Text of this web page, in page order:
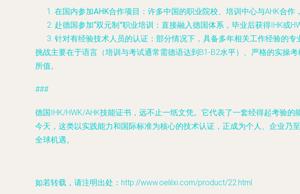
在国内参加AHK合作项目 ：许多中国的职业院校、培训中心与AHK合
赴德国参加“双元制”职业培训
：直接融入德国体系，毕业后获得IHK或
针对有经验技术人员的认证 ：部分情况下，具备多年相关工作经验的
挑战主要在于语言（培训与考试通常需德语达到B1-B2水平）、严格的实操
所值。
###
德国IHK/HWK/AHK技能证书，远不止一纸文凭。它代表了一套经得起考验
今天，这类以实践能力和国际标准为核心的技术认证，正成为个人、企业
全球机遇。
如若转载，请注明出处：http://www.oelilxi.com/product/22.html